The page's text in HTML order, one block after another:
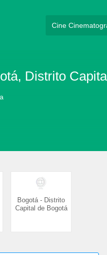
Distrito
Bogotá - Distrito
Capital de Bogotá